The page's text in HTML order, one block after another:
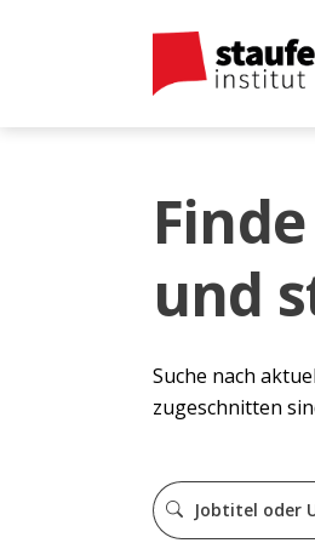
Finde
und
Suche nach
zugeschnitten